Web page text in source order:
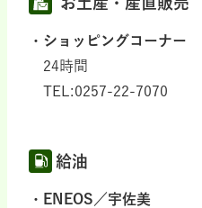
ショッピングコーナー
24時間
TEL:0257-22-7070
給油
ENEOS／宇佐美